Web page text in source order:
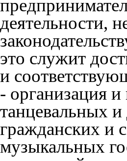
деятельности,
это служит
и
- организация
танцевальных и
гражданских и
музыкальных